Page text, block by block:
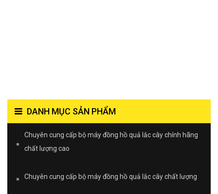
DANH MỤC SẢN PHẨM
Chuyên cung cấp bộ máy đồng hồ quả lắc cây chính hãng
chất lượng cao
Chuyên cung cấp bộ máy đồng hồ quả lắc cây chất lượng